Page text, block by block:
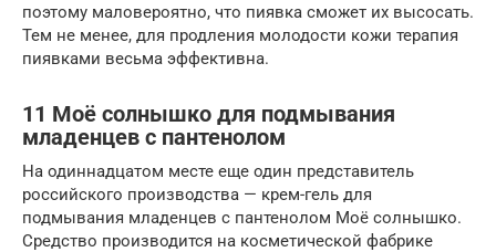
поэтому маловероятно, что пиявка сможет их высосать.
Тем не менее, для продления молодости кожи терапия
пиявками весьма эффективна.
11 Моё солнышко для подмывания
младенцев с пантенолом
На одиннадцатом месте еще один представитель
российского производства — крем-гель для
подмывания младенцев с пантенолом Моё солнышко.
Средство производится на косметической фабрике